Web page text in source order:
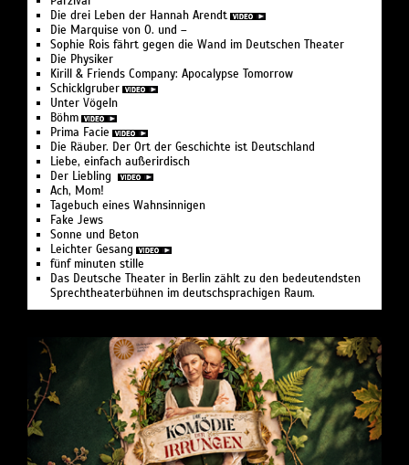
Die drei Leben der Hannah Arendt
Die Marquise von O. und –
Sophie Rois fährt gegen die Wand im Deutschen Theater
Die Physiker
Kirill & Friends Company: Apocalypse Tomorrow
Schicklgruber
Unter Vögeln
Böhm
Prima Facie
Die Räuber. Der Ort der Geschichte ist Deutschland
Liebe, einfach außerirdisch
Der Liebling
Ach, Mom!
Tagebuch eines Wahnsinnigen
Fake Jews
Sonne und Beton
Leichter Gesang
fünf minuten stille
Das Deutsche Theater in Berlin zählt zu den bedeutendsten
Sprechtheaterbühnen im deutschsprachigen Raum.